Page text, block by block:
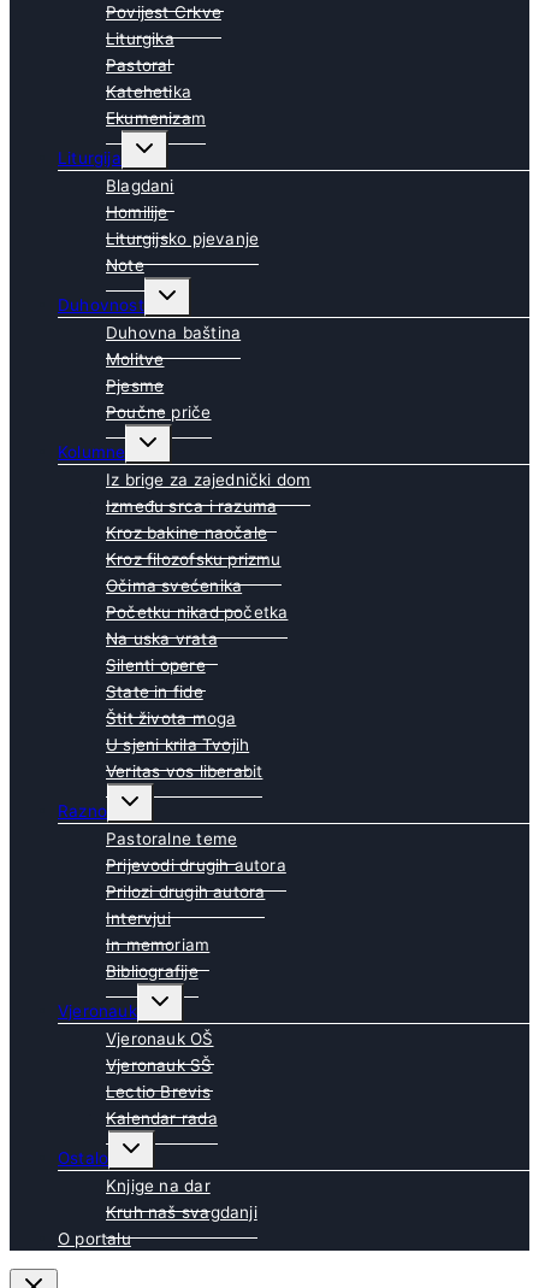
Povijest Crkve
Liturgika
Pastoral
Katehetika
Ekumenizam
Liturgija
Toggle
child
menu
Blagdani
Homilije
Liturgijsko pjevanje
Note
Duhovnost
Toggle
child
menu
Duhovna baština
Molitve
Pjesme
Poučne priče
Kolumne
Toggle
child
menu
Iz brige za zajednički dom
Između srca i razuma
Kroz bakine naočale
Kroz filozofsku prizmu
Očima svećenika
Početku nikad početka
Na uska vrata
Silenti opere
State in fide
Štit života moga
U sjeni krila Tvojih
Veritas vos liberabit
Razno
Toggle
child
menu
Pastoralne teme
Prijevodi drugih autora
Prilozi drugih autora
Intervjui
In memoriam
Bibliografije
Vjeronauk
Toggle
child
menu
Vjeronauk OŠ
Vjeronauk SŠ
Lectio Brevis
Kalendar rada
Ostalo
Toggle
child
menu
Knjige na dar
Kruh naš svagdanji
O portalu